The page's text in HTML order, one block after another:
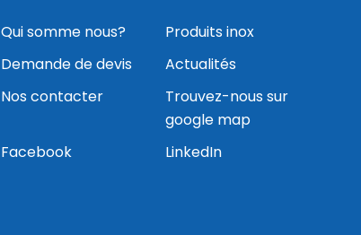
Qui somme nous?
Produits inox
Demande de devis
Actualités
Nos contacter
Trouvez-nous sur
google map
Facebook
LinkedIn